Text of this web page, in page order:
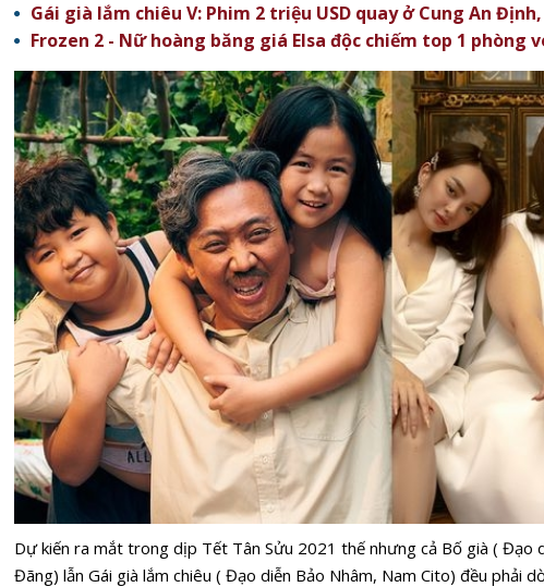
Gái già lắm chiêu V: Phim 2 triệu USD quay ở Cung An
Frozen 2 - Nữ hoàng băng giá Elsa độc chiếm top 1 phòng
Dự kiến ra mắt trong dịp Tết Tân Sửu 2021 thế nhưng cả Bố già ( Đạo
Đãng) lẫn Gái già lắm chiêu ( Đạo diễn Bảo Nhâm, Nam Cito) đều phải